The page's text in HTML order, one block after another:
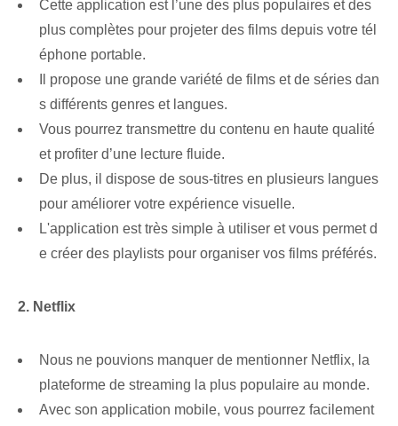
Cette application est l’une des plus populaires et des
plus complètes pour projeter des films depuis votre tél
éphone portable.
Il propose une grande variété de films et de séries dan
s différents genres et langues.
Vous pourrez transmettre du contenu en haute qualité
et profiter d’une lecture fluide.
De plus, il dispose de sous-titres en plusieurs langues
pour améliorer votre expérience visuelle.
L'application est très simple à utiliser et vous permet d
e créer des playlists pour organiser vos films préférés.
2. Netflix
Nous ne pouvions manquer de mentionner Netflix, la
plateforme de streaming la plus populaire au monde.
Avec son application mobile, vous pourrez facilement